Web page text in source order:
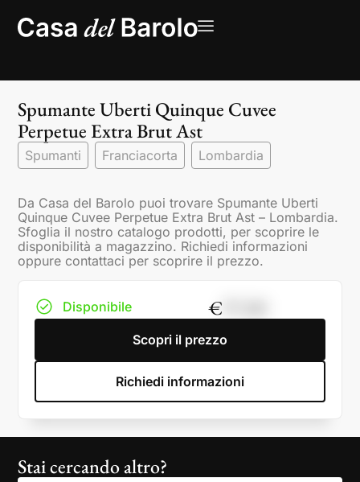
Spumante Uberti Quinque Cuvee
Perpetue Extra Brut Ast
Spumanti Franciacorta Lombardia
Da Casa del Barolo puoi trovare Spumante Uberti
Quinque Cuvee Perpetue Extra Brut Ast – Lombardia.
Sfoglia il nostro catalogo prodotti, per scoprire le
disponibilità a magazzino. Richiedi informazioni
oppure contattaci per scoprire il prezzo.
Disponibile €
Scopri il prezzo
Richiedi informazioni
Stai cercando altro?